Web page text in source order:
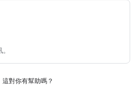
這對你有幫助嗎？